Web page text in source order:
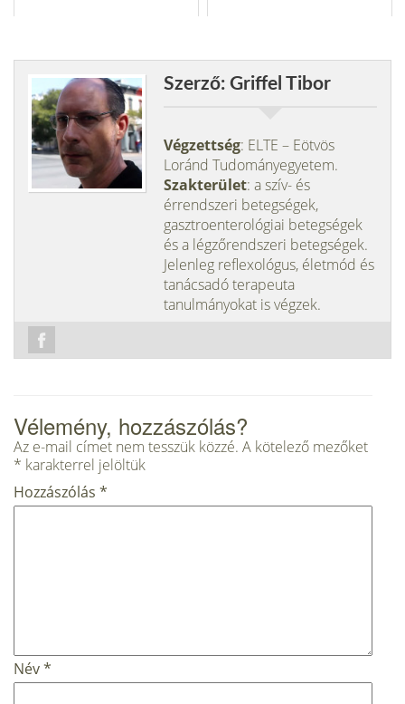
Szerző: Griffel Tibor
Végzettség: ELTE – Eötvös
Loránd Tudományegyetem.
Szakterület: a szív- és
érrendszeri betegségek,
gasztroenterológiai betegségek
és a légzőrendszeri betegségek.
Jelenleg reflexológus, életmód és
tanácsadó terapeuta
tanulmányokat is végzek.
Vélemény, hozzászólás?
Az e-mail címet nem tesszük közzé. A kötelező mezőket
* karakterrel jelöltük
Hozzászólás *
Név*